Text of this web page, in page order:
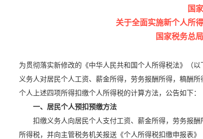
国
关于全面实施新个人所
国家税务总
为贯彻落实新修改的《中华人民共和国个人所得税法》（
义务人对居民个人工资、薪金所得，劳务报酬所得，稿酬
个人上述四项所得扣缴个人所得税的计算方法，公告如下：
一、居民个人预扣预缴方法
扣缴义务人向居民个人支付工资、薪金所得，劳务报酬
所得税，并向主管税务机关报送《个人所得税扣缴申报表